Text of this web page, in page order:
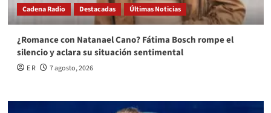
Cadena Radio Destacadas Últimas Noticias
¿Romance con Natanael Cano? Fátima Bosch rompe el
silencio y aclara su situación sentimental
E R 7 agosto, 2026